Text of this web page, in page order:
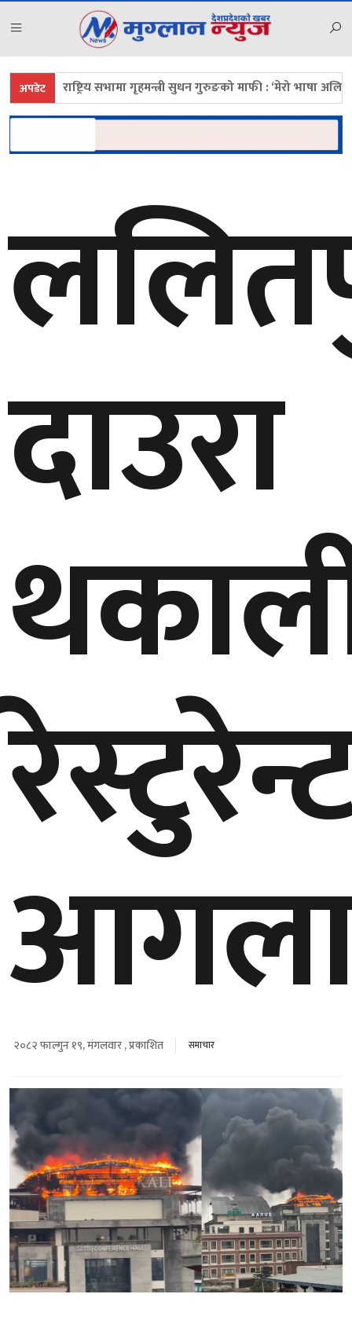
अपडेटराष्ट्रिय सभामा गृहमन्त्री सुधन गुरुङको माफी : ‘मेरो भाषा अलि ठाडो
दाउरा
२०८२ फाल्गुन १९, मंगलवार , प्रकाशित समाचार